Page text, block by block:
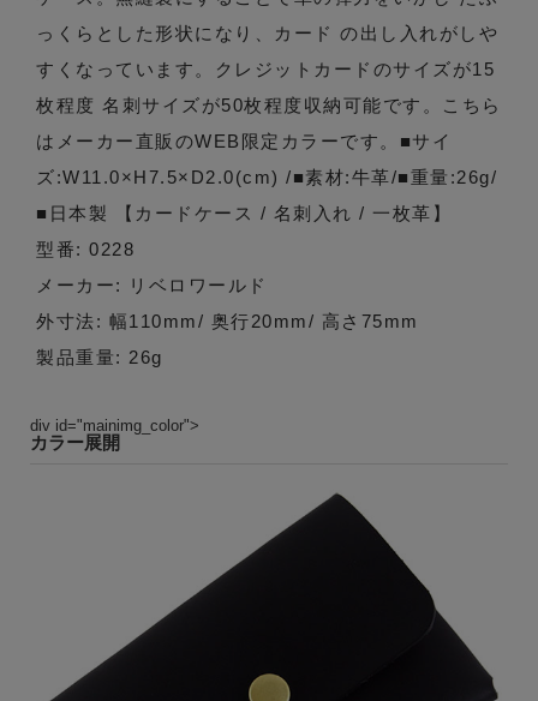
っくらとした形状になり、カード の出し入れがしや
すくなっています。クレジットカードのサイズが15
枚程度 名刺サイズが50枚程度収納可能です。こちら
はメーカー直販のWEB限定カラーです。■サイ
ズ:W11.0×H7.5×D2.0(cm) /■素材:牛革/■重量:26g/
■日本製 【カードケース / 名刺入れ / 一枚革】
型番: 0228
メーカー: リベロワールド
外寸法: 幅110mm/ 奥行20mm/ 高さ75mm
製品重量: 26g
div id="mainimg_color">
カラー展開